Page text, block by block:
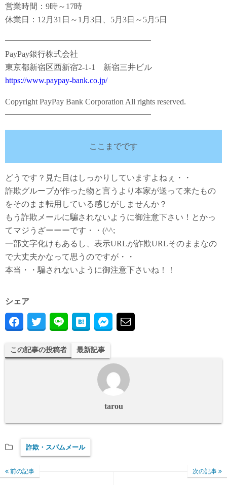
営業時間：9時～17時
休業日：12月31日～1月3日、5月3日～5月5日
━━━━━━━━━━━━━━━━━━
PayPay銀行株式会社
東京都新宿区西新宿2-1-1 新宿三井ビル
https://www.paypay-bank.co.jp/
Copyright PayPay Bank Corporation All rights reserved.
━━━━━━━━━━━━━━━━━━
ここまでです
どうです？見た目はしっかりしていますよねぇ・・
詐欺グループが作った物と言うより本家が送って来たもの
をそのまま転用している感じがしませんか？
もう詐欺メールに騙されないように御注意下さい！とかっ
てマジうざーーーです・・(^^;
一部文字化けもあるし、表示URLが詐欺URLそのままなの
で大丈夫かなって思うのですが・・
本当・・騙されないように御注意下さいね！！
シェア
この記事の投稿者 最新記事
tarou
詐欺・スパムメール
前の記事 次の記事